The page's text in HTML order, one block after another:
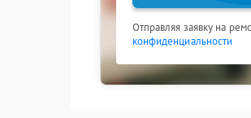
Отправляя заявку на
конфиденциальности